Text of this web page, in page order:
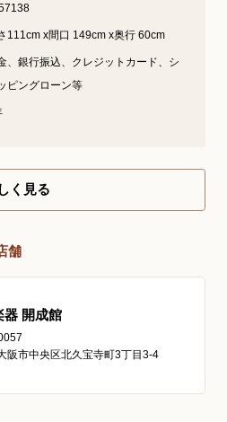
111cm x間口 149cm x奥行 60cm
、銀行振込、クレジットカード、シ
ピングローン等
く見る
舗
器 開成館
阪市中央区北久宝寺町3丁目3-4